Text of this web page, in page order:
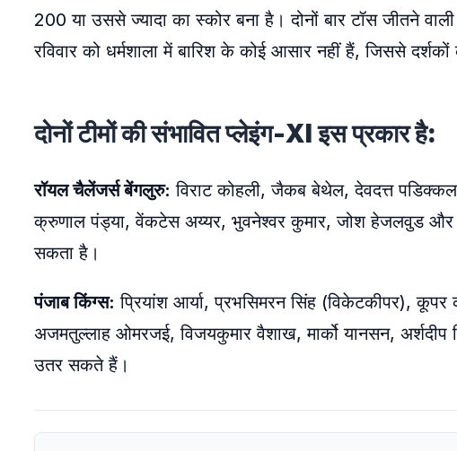
200 या उससे ज्यादा का स्कोर बना है। दोनों बार टॉस जीतने
रविवार को धर्मशाला में बारिश के कोई आसार नहीं हैं, जिससे
दोनों टीमों की संभावित प्लेइंग-XI इस प्रकार है:
रॉयल चैलेंजर्स बेंगलुरु: विराट कोहली, जैकब बेथेल, देवदत्त
क्रुणाल पंड्या, वेंकटेस अय्यर, भुवनेश्वर कुमार, जोश हेजलवुड
सकता है।
पंजाब किंग्स: प्रियांश आर्या, प्रभसिमरन सिंह (विकेटकीपर),
अजमतुल्लाह ओमरजई, विजयकुमार वैशाख, मार्को यानसन,
उतर सकते हैं।